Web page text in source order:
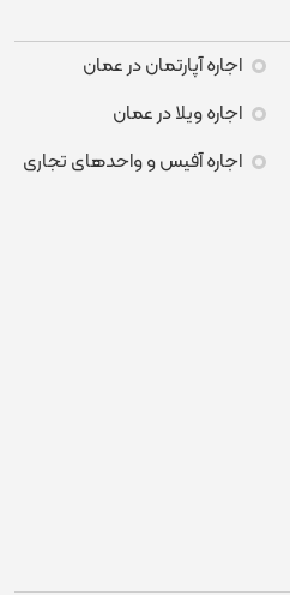
اجاره آپارتمان در عمان
اجاره ویلا در عمان
اجاره آفیس و واحدهای تجاری